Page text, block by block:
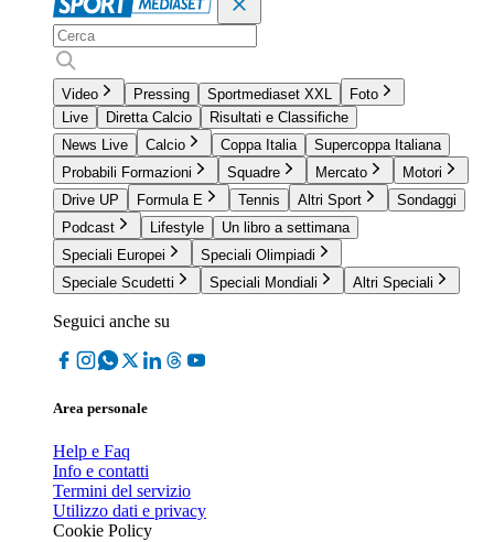
Video Pressing Sportmediaset XXL
Foto
Live
Diretta Calcio
Risultati e Classifiche
News Live
Calcio Coppa Italia
Supercoppa Italiana
Probabili Formazioni
Squadre Mercato
Motori
Drive UP
Formula E Tennis Altri Sport
Sondaggi
Podcast
Lifestyle
Un libro a settimana
Speciali Europei
Speciali Olimpiadi
Speciale Scudetti
Speciali Mondiali Altri Speciali
Seguici anche su
Area personale
Help e Faq
Info e contatti
Termini del servizio
Utilizzo dati e privacy
Cookie Policy